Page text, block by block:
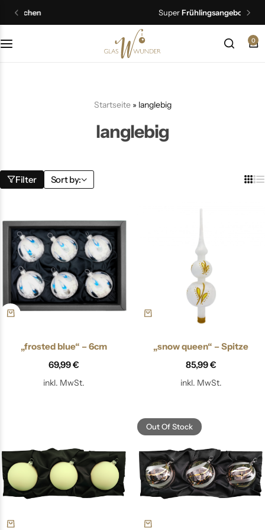
entdecken
0
Startseite» langlebig
langlebig
Filter Sort by:
„frosted blue“ – 6cm
69,99€
inkl. MwSt.
„snow queen“ – Spitze
85,99€
inkl. MwSt.
Out Of Stock